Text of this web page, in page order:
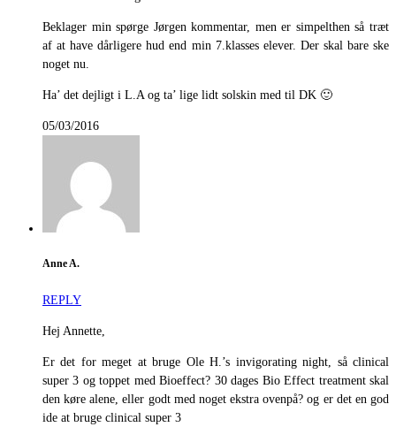
Beklager min spørge Jørgen kommentar, men er simpelthen så træt
af at have dårligere hud end min 7.klasses elever. Der skal bare ske
noget nu.
Ha’ det dejligt i L.A og ta’ lige lidt solskin med til DK 🙂
05/03/2016
Anne A.
REPLY
Hej Annette,
Er det for meget at bruge Ole H.’s invigorating night, så clinical
super 3 og toppet med Bioeffect? 30 dages Bio Effect treatment skal
den køre alene, eller godt med noget ekstra ovenpå? og er det en god
ide at bruge clinical super 3